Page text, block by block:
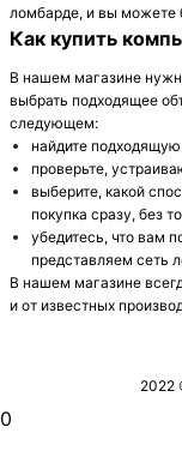
ломбарде, и вы можете
Как купить
В нашем магазине
выбрать подходящее
следующем:
найдите
проверьте,
выберите, какой
покупка сразу, без
убедитесь, что вам
представляем сеть
В нашем магазине
и от известных
2022
0